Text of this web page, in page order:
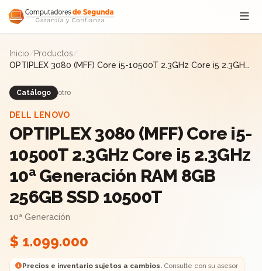
Saltar al contenido
Inicio/Productos/
OPTIPLEX 3080 (MFF) Core i5-10500T 2.3GHz Core i5 2.3GHz
Catálogo otro
DELL LENOVO
OPTIPLEX 3080 (MFF) Core i5-
10500T 2.3GHz Core i5 2.3GHz
10ª Generación RAM 8GB
256GB SSD 10500T
10ª Generación
$ 1.099.000
Precios e inventario sujetos a cambios.Consulte con su asesor